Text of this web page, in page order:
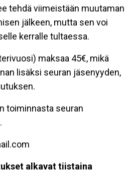
tehdä viimeistään muutaman
jälkeen, mutta sen voi
kerralle tultaessa.
maksaa 45€, mikä
lisäksi seuran jäsenyyden,
toiminnasta seuran
alkavat tiistaina